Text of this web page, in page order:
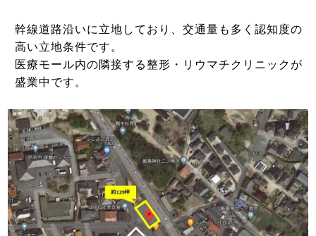
幹線道路沿いに立地しており、交通量も多く認知度の
高い立地条件です。
医療モール内の隣接する整形・リウマチクリニックが
盛業中です。